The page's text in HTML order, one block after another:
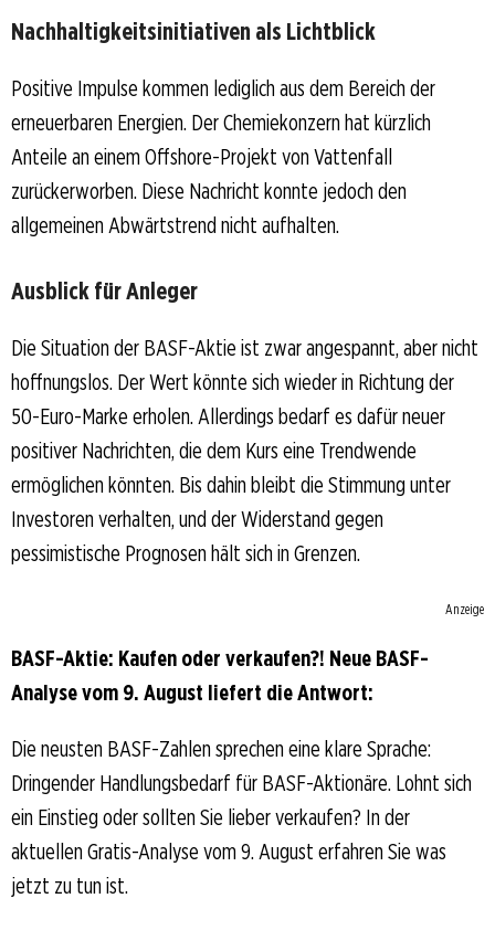
Nachhaltigkeitsinitiativen als Lichtblick
Positive Impulse kommen lediglich aus dem Bereich der
erneuerbaren Energien. Der Chemiekonzern hat kürzlich
Anteile an einem Offshore-Projekt von Vattenfall
zurückerworben. Diese Nachricht konnte jedoch den
allgemeinen Abwärtstrend nicht aufhalten.
Ausblick für Anleger
Die Situation der BASF-Aktie ist zwar angespannt, aber nicht
hoffnungslos. Der Wert könnte sich wieder in Richtung der
50-Euro-Marke erholen. Allerdings bedarf es dafür neuer
positiver Nachrichten, die dem Kurs eine Trendwende
ermöglichen könnten. Bis dahin bleibt die Stimmung unter
Investoren verhalten, und der Widerstand gegen
pessimistische Prognosen hält sich in Grenzen.
Anzeige
BASF-Aktie: Kaufen oder verkaufen?! Neue BASF-
Analyse vom 9. August liefert die Antwort:
Die neusten BASF-Zahlen sprechen eine klare Sprache:
Dringender Handlungsbedarf für BASF-Aktionäre. Lohnt sich
ein Einstieg oder sollten Sie lieber verkaufen? In der
aktuellen Gratis-Analyse vom 9. August erfahren Sie was
jetzt zu tun ist.